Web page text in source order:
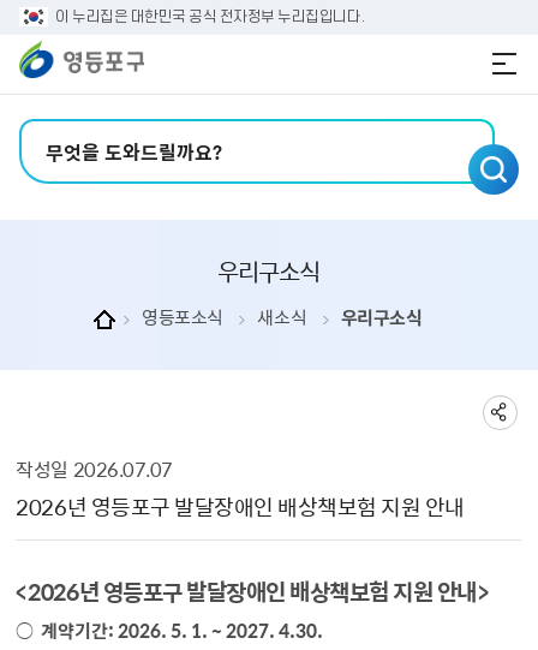
본문 바로가기
주메뉴 바로가기
이 누리집은 대한민국 공식 전자정부 누리집입니다.
우리구소식
영등포소식 새소식 우리구소식
작성일 2026.07.07
2026년 영등포구 발달장애인 배상책보험 지원 안내
<2026년 영등포구 발달장애인 배상책보험 지원 안내>
○계약기간: 2026. 5. 1. ~ 2027. 4.30.